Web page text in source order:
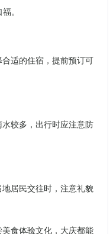
。
适的住宿，提前预订可
较多，出行时应注意防
居民交往时，注意礼貌
食体验文化，大庆都能